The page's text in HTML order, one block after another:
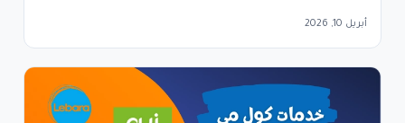
أبريل 10, 2026